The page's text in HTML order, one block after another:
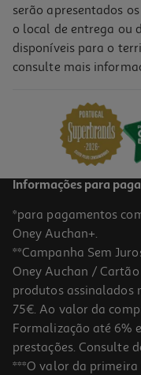
Cubo Dadinho
-10%
Doce Dacolônia De
serão apresentados
o local de entrega ou
disponíveis para o
consulte mais
Informações para
*para pagamentos
Oney Auchan+.
**Campanha Sem
Oney Auchan /
produtos assinalados
75€. Ao valor da
Formalização até 6%
prestações. Consulte
***O valor da primeira